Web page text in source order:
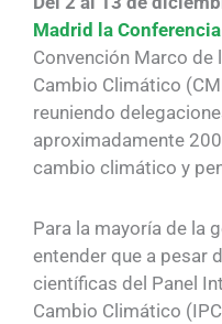
Madrid la
Convención Marco de
Cambio Climático
reuniendo
aproximadamente
cambio climático y
Para la mayoría de la
entender que a pesar
científicas del Panel
Cambio Climático